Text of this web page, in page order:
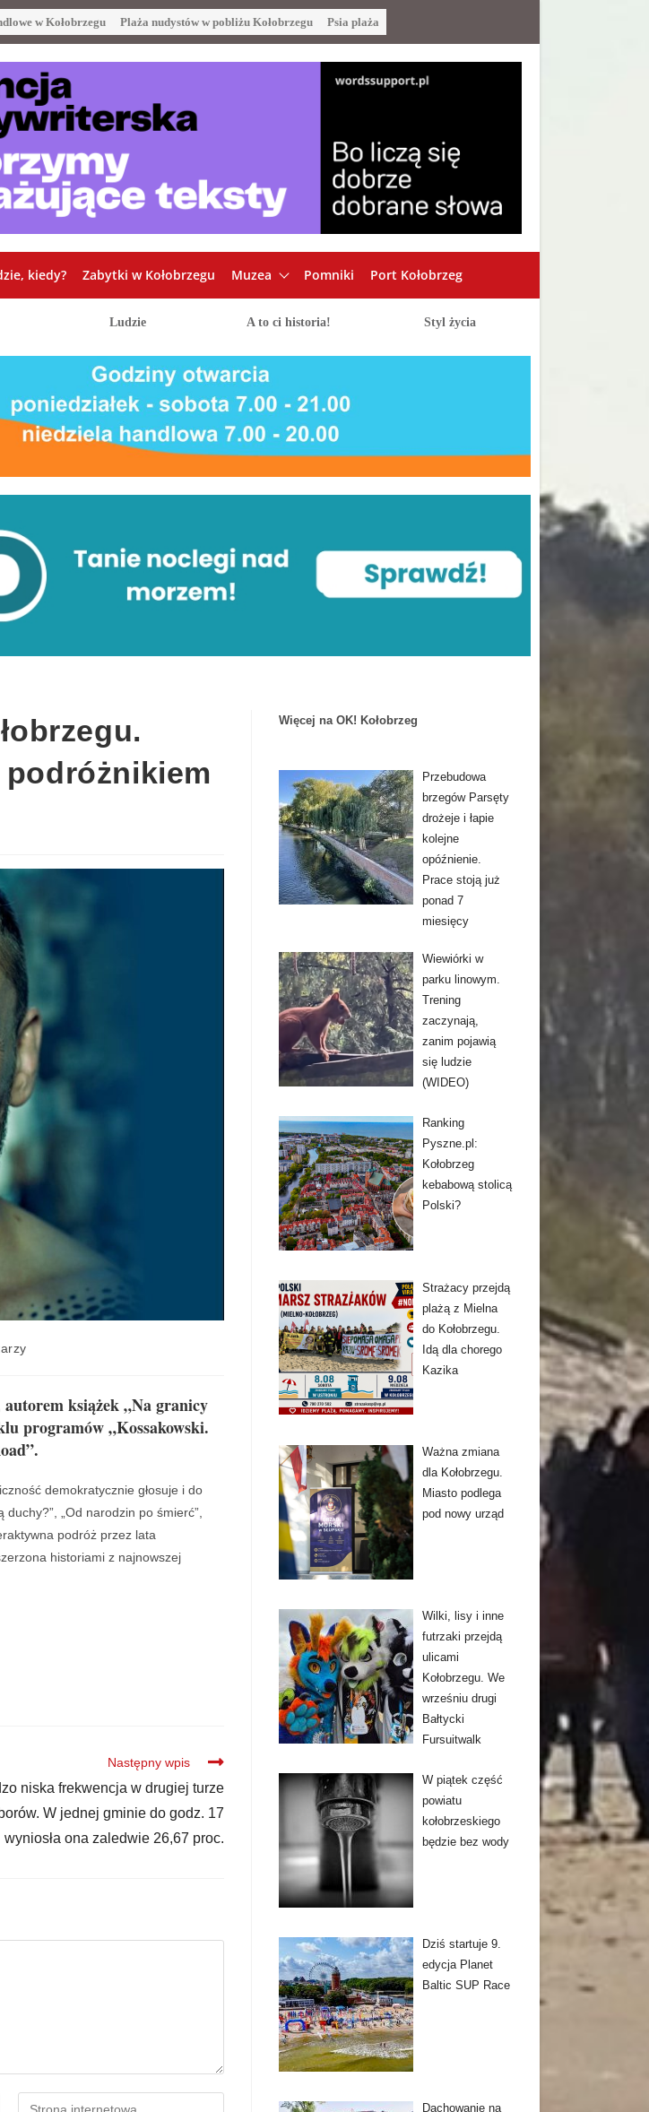
w Kołobrzegu Plaża nudystów w pobliżu Kołobrzegu Psia plaża
kiedy? Zabytki w Kołobrzegu Muzea Pomniki Port Kołobrzeg
Ludzie A to ci historia! Styl życia
książek „Na granicy
programów „Kossakowski.
demokratycznie głosuje i do
„Od narodzin po śmierć”,
podróż przez lata
historiami z najnowszej
Następny wpis
niska frekwencja w drugiej turze
W jednej gminie do godz. 17
wyniosła ona zaledwie 26,67 proc.
Więcej na OK! Kołobrzeg
Przebudowa
brzegów Parsęty
drożeje i łapie
kolejne
opóźnienie.
Prace stoją już
ponad 7
miesięcy
Wiewiórki w
parku linowym.
Trening
zaczynają,
zanim pojawią
się ludzie
(WIDEO)
Ranking
Pyszne.pl:
Kołobrzeg
kebabową stolicą
Polski?
Strażacy przejdą
plażą z Mielna
do Kołobrzegu.
Idą dla chorego
Kazika
Ważna zmiana
dla Kołobrzegu.
Miasto podlega
pod nowy urząd
Wilki, lisy i inne
futrzaki przejdą
ulicami
Kołobrzegu. We
wrześniu drugi
Bałtycki
Fursuitwalk
W piątek część
powiatu
kołobrzeskiego
będzie bez wody
Dziś startuje 9.
edycja Planet
Baltic SUP Race
Dachowanie na